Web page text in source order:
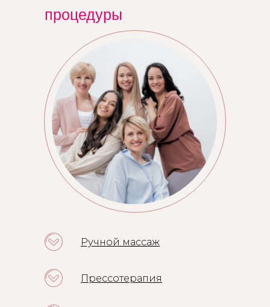
процедуры
Ручной массаж
Прессотерапия